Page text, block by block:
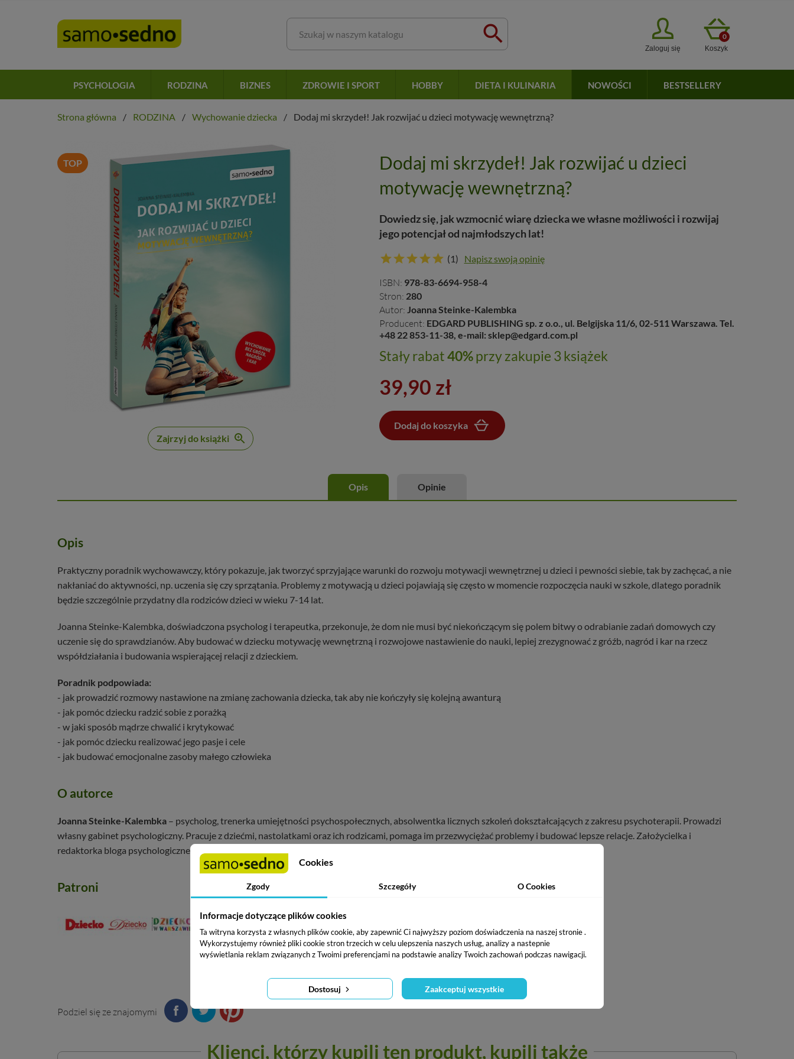

Zaloguj się
0
Koszyk
PSYCHOLOGIA RODZINA BIZNES ZDROWIE I SPORT HOBBY DIETA I KULINARIA NOWOŚCI BESTSELLERY
Strona główna RODZINA Wychowanie dziecka Dodaj mi skrzydeł! Jak rozwijać u dzieci motywację wewnętrzną?
TOP
Zajrzyj do książki
Dodaj mi skrzydeł! Jak rozwijać u dzieci
motywację wewnętrzną?
Dowiedz się, jak wzmocnić wiarę dziecka we własne możliwości i rozwijaj
jego potencjał od najmłodszych lat!
(1) Napisz swoją opinię
ISBN: 978-83-6694-958-4
Stron: 280
Autor: Joanna Steinke-Kalembka
Producent: EDGARD PUBLISHING sp. z o.o., ul. Belgijska 11/6, 02-511 Warszawa. Tel.
+48 22 853-11-38, e-mail: sklep@edgard.com.pl
Stały rabat40%przy zakupie 3 książek
39,90 zł
Dodaj do koszyka
Opis Opinie
Opis
Praktyczny poradnik wychowawczy, który pokazuje, jak tworzyć sprzyjające warunki do rozwoju motywacji wewnętrznej u dzieci i pewności siebie, tak by zachęcać, a nie
nakłaniać do aktywności, np. uczenia się czy sprzątania. Problemy z motywacją u dzieci pojawiają się często w momencie rozpoczęcia nauki w szkole, dlatego poradnik
będzie szczególnie przydatny dla rodziców dzieci w wieku 7-14 lat.
Joanna Steinke-Kalembka, doświadczona psycholog i terapeutka, przekonuje, że dom nie musi być niekończącym się polem bitwy o odrabianie zadań domowych czy
uczenie się do sprawdzianów. Aby budować w dziecku motywację wewnętrzną i rozwojowe nastawienie do nauki, lepiej zrezygnować z gróźb, nagród i kar na rzecz
współdziałania i budowania wspierającej relacji z dzieckiem.
Poradnik podpowiada:
- jak prowadzić rozmowy nastawione na zmianę zachowania dziecka, tak aby nie kończyły się kolejną awanturą
- jak pomóc dziecku radzić sobie z porażką
- w jaki sposób mądrze chwalić i krytykować
- jak pomóc dziecku realizować jego pasje i cele
- jak budować emocjonalne zasoby małego człowieka
O autorce
Joanna Steinke-Kalembka – psycholog, trenerka umiejętności psychospołecznych, absolwentka licznych szkoleń dokształcających z zakresu psychoterapii. Prowadzi
własny gabinet psychologiczny. Pracuje z dziećmi, nastolatkami oraz ich rodzicami, pomaga im przezwyciężać problemy i budować lepsze relacje. Założycielka i
redaktorka bloga psychologicznego
Patroni
Podziel się ze znajomymi
Klienci, którzy kupili ten produkt, kupili także
Cookies
Zgody Szczegóły O Cookies
Informacje dotyczące plików cookies
Ta witryna korzysta z własnych plików cookie, aby zapewnić Ci najwyższy poziom doświadczenia na naszej stronie .
Wykorzystujemy również pliki cookie stron trzecich w celu ulepszenia naszych usług, analizy a nastepnie
wyświetlania reklam związanych z Twoimi preferencjami na podstawie analizy Twoich zachowań podczas nawigacji.
Dostosuj Zaakceptuj wszystkie